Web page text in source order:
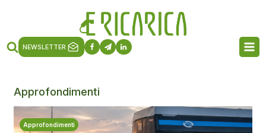
NEWSLETTER
Approfondimenti
Approfondimenti